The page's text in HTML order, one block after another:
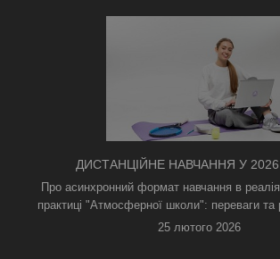
ДИСТАНЦІЙНЕ НАВЧАННЯ У 2026
ТРИВОГАМИ ТА БЕЗ СВІТЛА: ЯК
ФОРМАТ РЯТУЄ ОСВІТНІЙ
Про асинхронний формат навчання в
практиці "Атмосферної школи": переваги та
25 лютого 2026